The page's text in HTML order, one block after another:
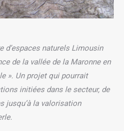
d’espaces naturels Limousin
de la vallée de la Maronne en
». Un projet qui pourrait
initiées dans le secteur, de
jusqu’à la valorisation